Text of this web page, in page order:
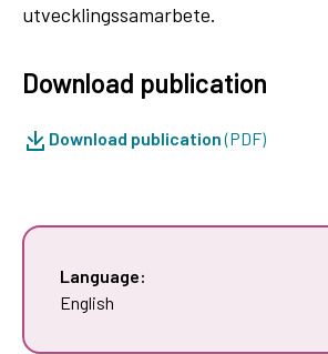
utvecklingssamarbete.
Download publication
Download publication(PDF)
Language:
English